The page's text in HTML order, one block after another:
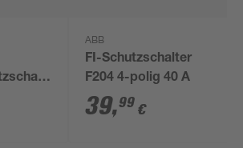
ABB
FI-Schutzschalter
F204 4-polig 40 A
39,99 €